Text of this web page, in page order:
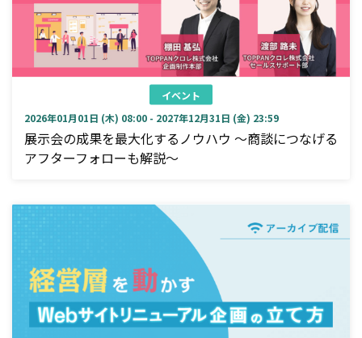
イベント
2026年01月01日 (木) 08:00 - 2027年12月31日 (金) 23:59
展示会の成果を最大化するノウハウ ～商談につなげる
アフターフォローも解説～